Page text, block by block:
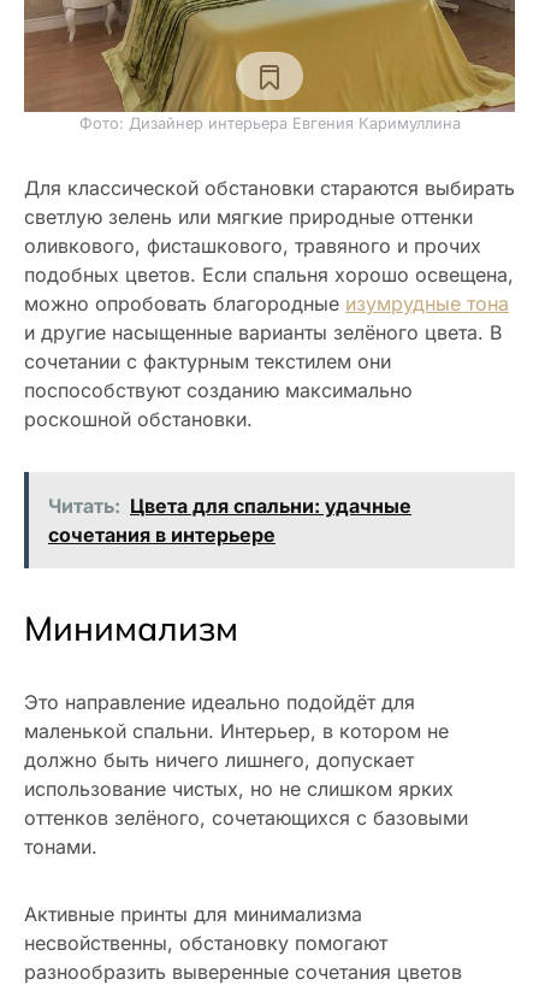
Фото: Дизайнер интерьера Евгения Каримуллина
Для классической обстановки стараются выбирать
светлую зелень или мягкие природные оттенки
оливкового, фисташкового, травяного и прочих
подобных цветов. Если спальня хорошо освещена,
можно опробовать благородные изумрудные тона
и другие насыщенные варианты зелёного цвета. В
сочетании с фактурным текстилем они
поспособствуют созданию максимально
роскошной обстановки.
Читать: Цвета для спальни: удачные
сочетания в интерьере
Минимализм
Это направление идеально подойдёт для
маленькой спальни. Интерьер, в котором не
должно быть ничего лишнего, допускает
использование чистых, но не слишком ярких
оттенков зелёного, сочетающихся с базовыми
тонами.
Активные принты для минимализма
несвойственны, обстановку помогают
разнообразить выверенные сочетания цветов